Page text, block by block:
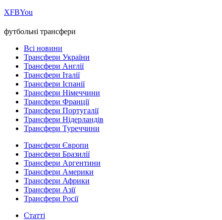
ХFBYou
футбольні трансфери
Всі новини
Трансфери України
Трансфери Англії
Трансфери Італії
Трансфери Іспанії
Трансфери Німеччини
Трансфери Франції
Трансфери Португалії
Трансфери Нідерландів
Трансфери Туреччини
Трансфери Європи
Трансфери Бразилії
Трансфери Аргентини
Трансфери Америки
Трансфери Африки
Трансфери Азії
Трансфери Росії
Статті